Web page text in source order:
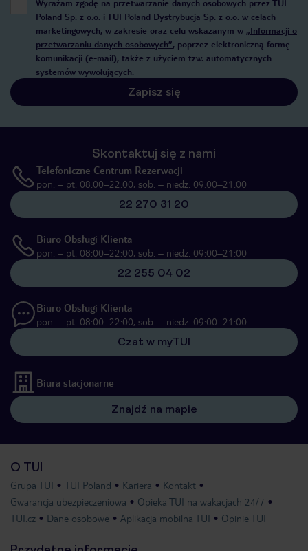
Wyrażam zgodę na przetwarzanie danych osobowych przez TUI
Poland Sp. z o.o. i TUI Poland Dystrybucja Sp. z o.o. w celach
marketingowych, w zakresie oraz celu wskazanym w „Informacji o
przetwarzaniu danych osobowych”, poprzez elektroniczną formę
komunikacji (e-mail), także z użyciem tzw. automatycznych
systemów wywołujących.
Zapisz się
Skontaktuj się z nami
Telefoniczne Centrum Rezerwacji
pon. – pt. 08:00–22:00, sob. – niedz. 09:00–21:00
22 270 31 20
Biuro Obsługi Klienta
pon. – pt. 08:00–22:00, sob. – niedz. 09:00–21:00
22 255 04 02
Biuro Obsługi Klienta
pon. – pt. 08:00–22:00, sob. – niedz. 09:00–21:00
Czat w myTUI
Biura stacjonarne
Znajdź na mapie
O TUI
Grupa TUI TUI Poland Kariera
Kontakt
Gwarancja ubezpieczeniowa
Opieka TUI na wakacjach 24/7
TUI.cz
Dane osobowe Aplikacja mobilna TUI Opinie TUI